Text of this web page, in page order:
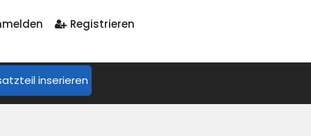
Registrieren
inserieren